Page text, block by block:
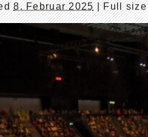
8. Februar 2025| Full size